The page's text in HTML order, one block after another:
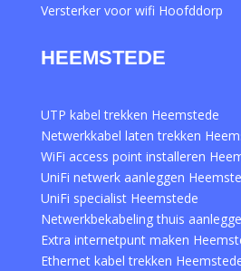
Versterker voor wifi Hoofddorp
HEEMSTEDE
UTP kabel trekken Heemstede
Netwerkkabel laten trekken
WiFi access point installeren
UniFi netwerk aanleggen
UniFi specialist Heemstede
Netwerkbekabeling thuis
Extra internetpunt maken
Ethernet kabel trekken